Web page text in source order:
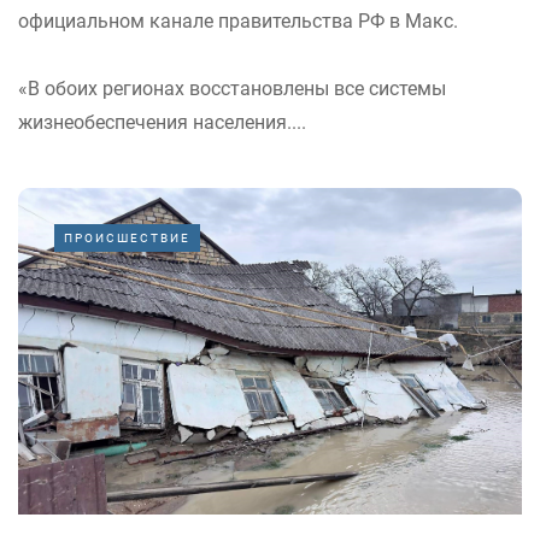
официальном канале правительства РФ в Макс.
«В обоих регионах восстановлены все системы
жизнеобеспечения населения....
ПРОИСШЕСТВИЕ